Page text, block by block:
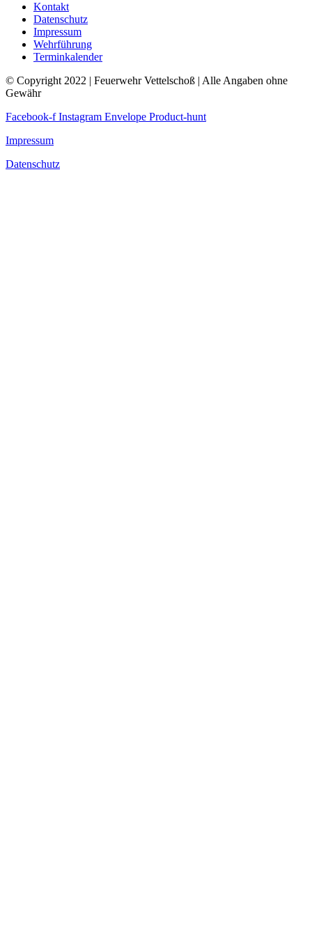
Kontakt
Datenschutz
Impressum
Wehrführung
Terminkalender
© Copyright 2022 | Feuerwehr Vettelschoß | Alle Angaben ohne
Gewähr
Facebook-f Instagram Envelope Product-hunt
Impressum
Datenschutz